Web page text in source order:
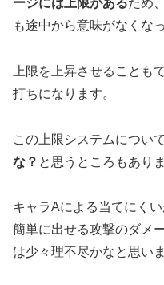
ージには上限があるため
も途中から意味がなくな
上限を上昇させることも
打ちになります。
この上限システムについ
な？ と思うところもありま
キャラAによる当てにく
簡単に出せる攻撃のダメ
は少々理不尽かなと思いま